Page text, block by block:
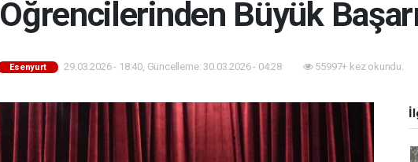
Öğrencilerinden Büyük
Esenyurt 29.03.2026 - 18:40, Güncelleme: 30.03.2026 - 04:28 55997+ kez okundu.